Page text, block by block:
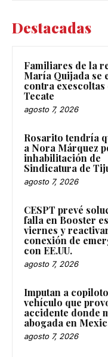
Destacadas
Familiares de la
María Quijada se
contra exescoltas
Tecate
agosto 7, 2026
Rosarito tendría
a Nora Márquez
inhabilitación de
Sindicatura de
agosto 7, 2026
CESPT prevé
falla en Booster
viernes y
conexión de
con EE.UU.
agosto 7, 2026
Imputan a
vehículo que
accidente donde
abogada en
agosto 7, 2026